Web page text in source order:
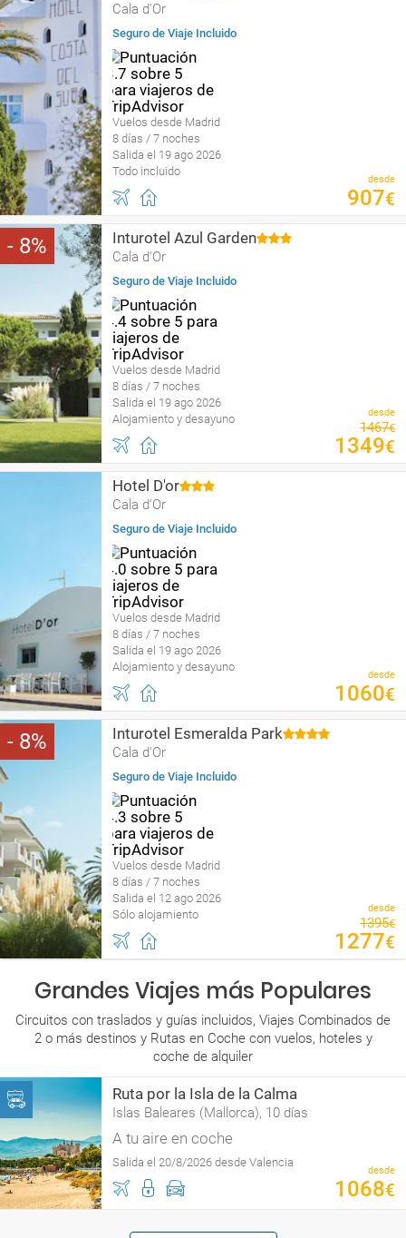
Cala d'Or
Seguro de Viaje Incluido
Vuelos desde Madrid
8 días / 7 noches
Salida el 19 ago 2026
Todo incluido
desde
907€
8 Inturotel Azul Garden
Cala d'Or
Seguro de Viaje Incluido
Vuelos desde Madrid
8 días / 7 noches
Salida el 19 ago 2026
Alojamiento y desayuno
desde
1467€
1349€
Hotel D'or
Cala d'Or
Seguro de Viaje Incluido
Vuelos desde Madrid
8 días / 7 noches
Salida el 19 ago 2026
Alojamiento y desayuno
desde
1060€
8 Inturotel Esmeralda Park
Cala d'Or
Seguro de Viaje Incluido
Vuelos desde Madrid
8 días / 7 noches
Salida el 12 ago 2026
Sólo alojamiento
desde
1395€
1277€
Grandes Viajes más Populares
Circuitos con traslados y guías incluidos, Viajes Combinados de
2 o más destinos y Rutas en Coche con vuelos, hoteles y
coche de alquiler
Ruta por la Isla de la Calma
Islas Baleares (Mallorca), 10 días
A tu aire en coche
Salida el 20/8/2026 desde Valencia
desde
1068€